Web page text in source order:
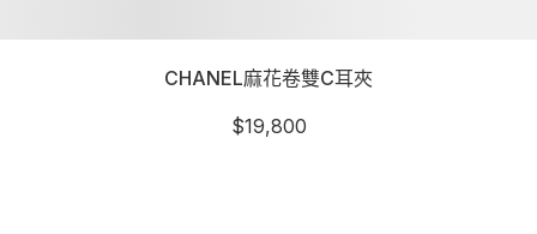
CHANEL麻花卷雙C耳夾
$19,800